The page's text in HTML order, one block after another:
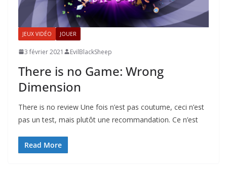
JEUX VIDÉO JOUER
3 février 2021 EvilBlackSheep
There is no Game: Wrong
Dimension
There is no review Une fois n’est pas coutume, ceci n’est
pas un test, mais plutôt une recommandation. Ce n’est
Read More